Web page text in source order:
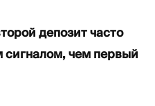
депозит часто
сигналом, чем первый